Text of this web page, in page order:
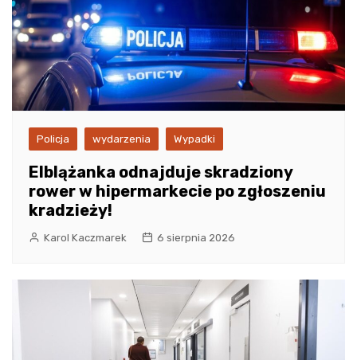
Policja wydarzenia Wypadki
Elblążanka odnajduje skradziony
rower w hipermarkecie po zgłoszeniu
kradzieży!
Karol Kaczmarek 6 sierpnia 2026